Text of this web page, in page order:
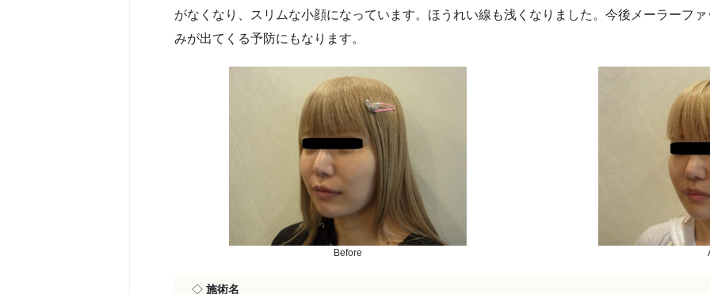
がなくなり、スリムな小顔になっています。ほうれい線も浅くなりました。今後メーラーフ
みが出てくる予防にもなります。
Before
◇施術名